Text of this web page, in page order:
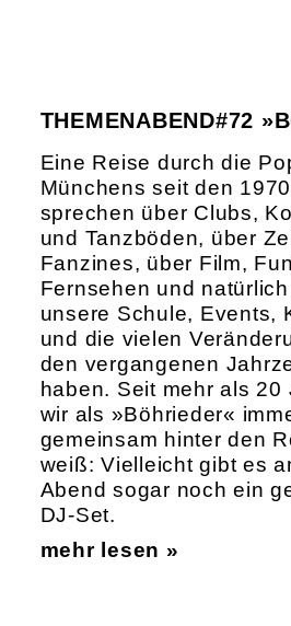
THEMENABEND#72
Eine Reise durch die
Münchens seit den
sprechen über Clubs,
und Tanzböden, über
Fanzines, über Film,
Fernsehen und
unsere Schule, Events,
und die vielen
den vergangenen
haben. Seit mehr als 20
wir als »Böhrieder«
gemeinsam hinter den
weiß: Vielleicht gibt es
Abend sogar noch ein
DJ-Set.
mehr lesen »